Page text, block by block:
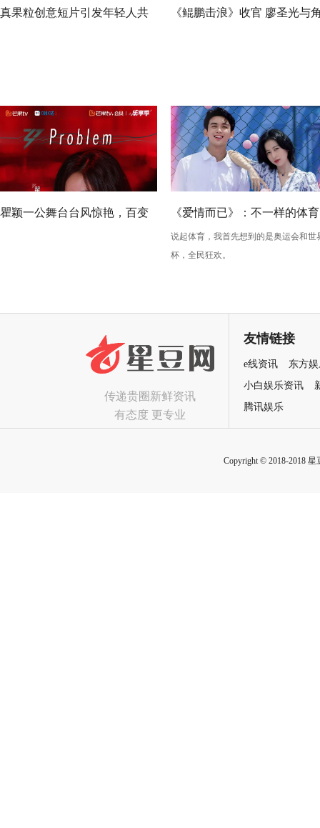
真果粒创意短片引发年轻人共 《鲲鹏击浪》收官 廖圣光与
瞿颖一公舞台台风惊艳，百变 《爱情而已》：不一样的体育
精神
说起体育，我首先想到的是奥运会和世
杯，全民狂欢。
传递贵圈新鲜资讯
有态度 更专业
友情链接
e线资讯
东方
小白娱乐资讯
腾讯娱乐
Copyright © 2018-2018